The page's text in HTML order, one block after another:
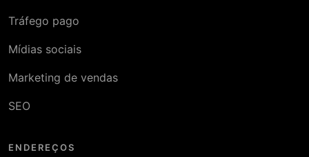
Tráfego pago
Mídias sociais
Marketing de vendas
SEO
ENDEREÇOS